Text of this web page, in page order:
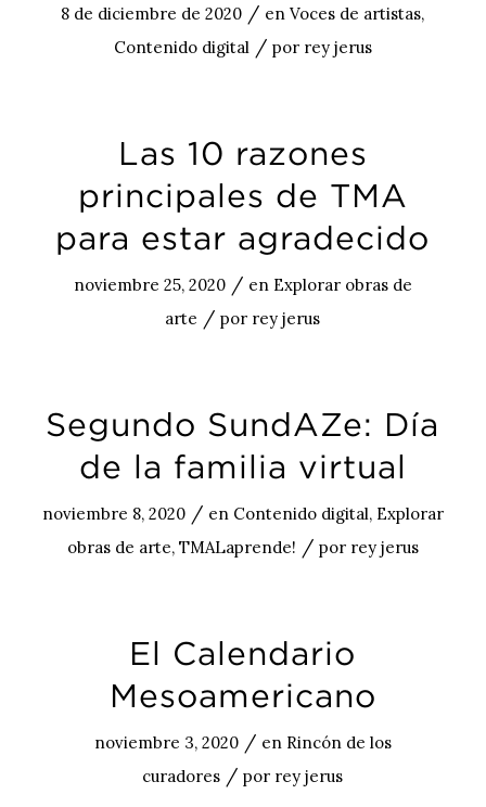
8 de diciembre de 2020 / enVoces de artistas,
Contenido digital / por rey jerus
Las 10 razones
principales de TMA
para estar agradecido
noviembre 25, 2020 / en Explorar obras de
arte / por rey jerus
Segundo SundAZe: Día
de la familia virtual
noviembre 8, 2020 / en Contenido digital, Explorar
obras de arte, TMALaprende! / por rey jerus
El Calendario
Mesoamericano
noviembre 3, 2020 / en Rincón de los
curadores / por rey jerus